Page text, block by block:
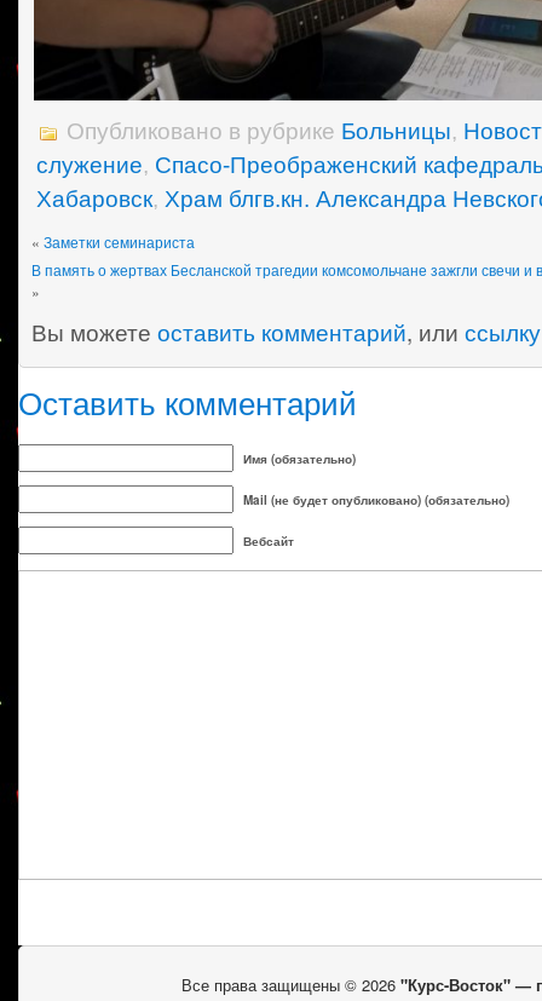
Опубликовано в рубрике Больницы,
служение, Спасо-Преображенский
Хабаровск, Храм блгв.кн. Александра
« Заметки семинариста
В память о жертвах Бесланской трагедии комсомольчане зажгли свечи
»
Вы можете оставить комментарий, или ссылку
Оставить комментарий
Имя (обязательно)
Mail (не будет опубликовано) (обязательно)
Вебсайт
Все права защищены © 2026 "Курс-Восток" —